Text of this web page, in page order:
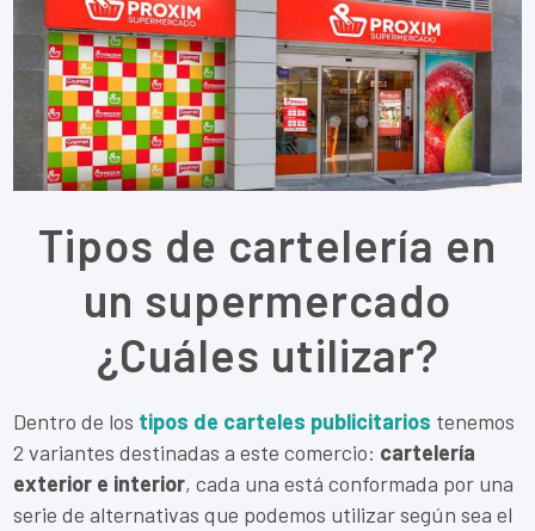
Tipos de cartelería en
un supermercado
¿Cuáles utilizar?
Dentro de los tipos de carteles publicitarios tenemos
2 variantes destinadas a este comercio: cartelería
exterior e interior, cada una está conformada por una
serie de alternativas que podemos utilizar según sea el